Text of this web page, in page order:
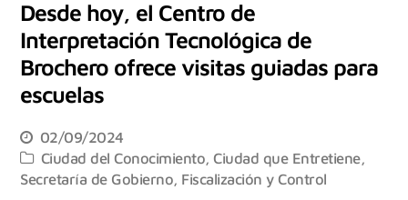
Desde hoy, el Centro de
Interpretación Tecnológica de
Brochero ofrece visitas guiadas para
escuelas
02/09/2024
Ciudad del Conocimiento ,Ciudad que Entretiene,
Secretaría de Gobierno, Fiscalización y Control